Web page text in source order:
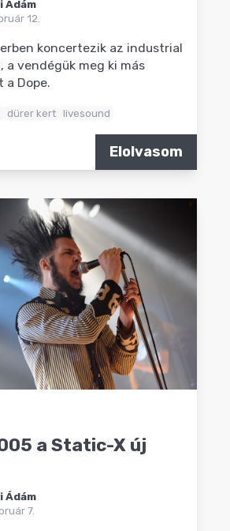
Ádám
12.
koncertezik az industrial
a vendégük meg ki más
a Dope.
dürer kert livesound
Elolvasom
a Static-X új
Ádám
7.